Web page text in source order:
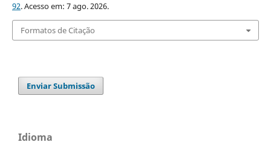
92. Acesso em: 7 ago. 2026.
Formatos de Citação
Enviar Submissão
Idioma